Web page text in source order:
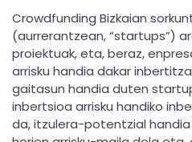
Crowdfunding Bizkaian
(aurrerantzean, “startups”)
proiektuak, eta, beraz,
arrisku handia dakar
gaitasun handia duten
inbertsioa arrisku handiko
da, itzulera-potentzial handia